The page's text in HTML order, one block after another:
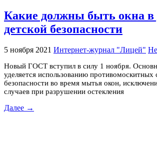
Какие должны быть окна в
детской безопасности
5 ноября 2021 Интернет-журнал "Лицей"
Новый ГОСТ вступил в силу 1 ноября.
уделяется использованию противомоскитных
безопасности во время мытья окон,
случаев при разрушении остекления
Далее →